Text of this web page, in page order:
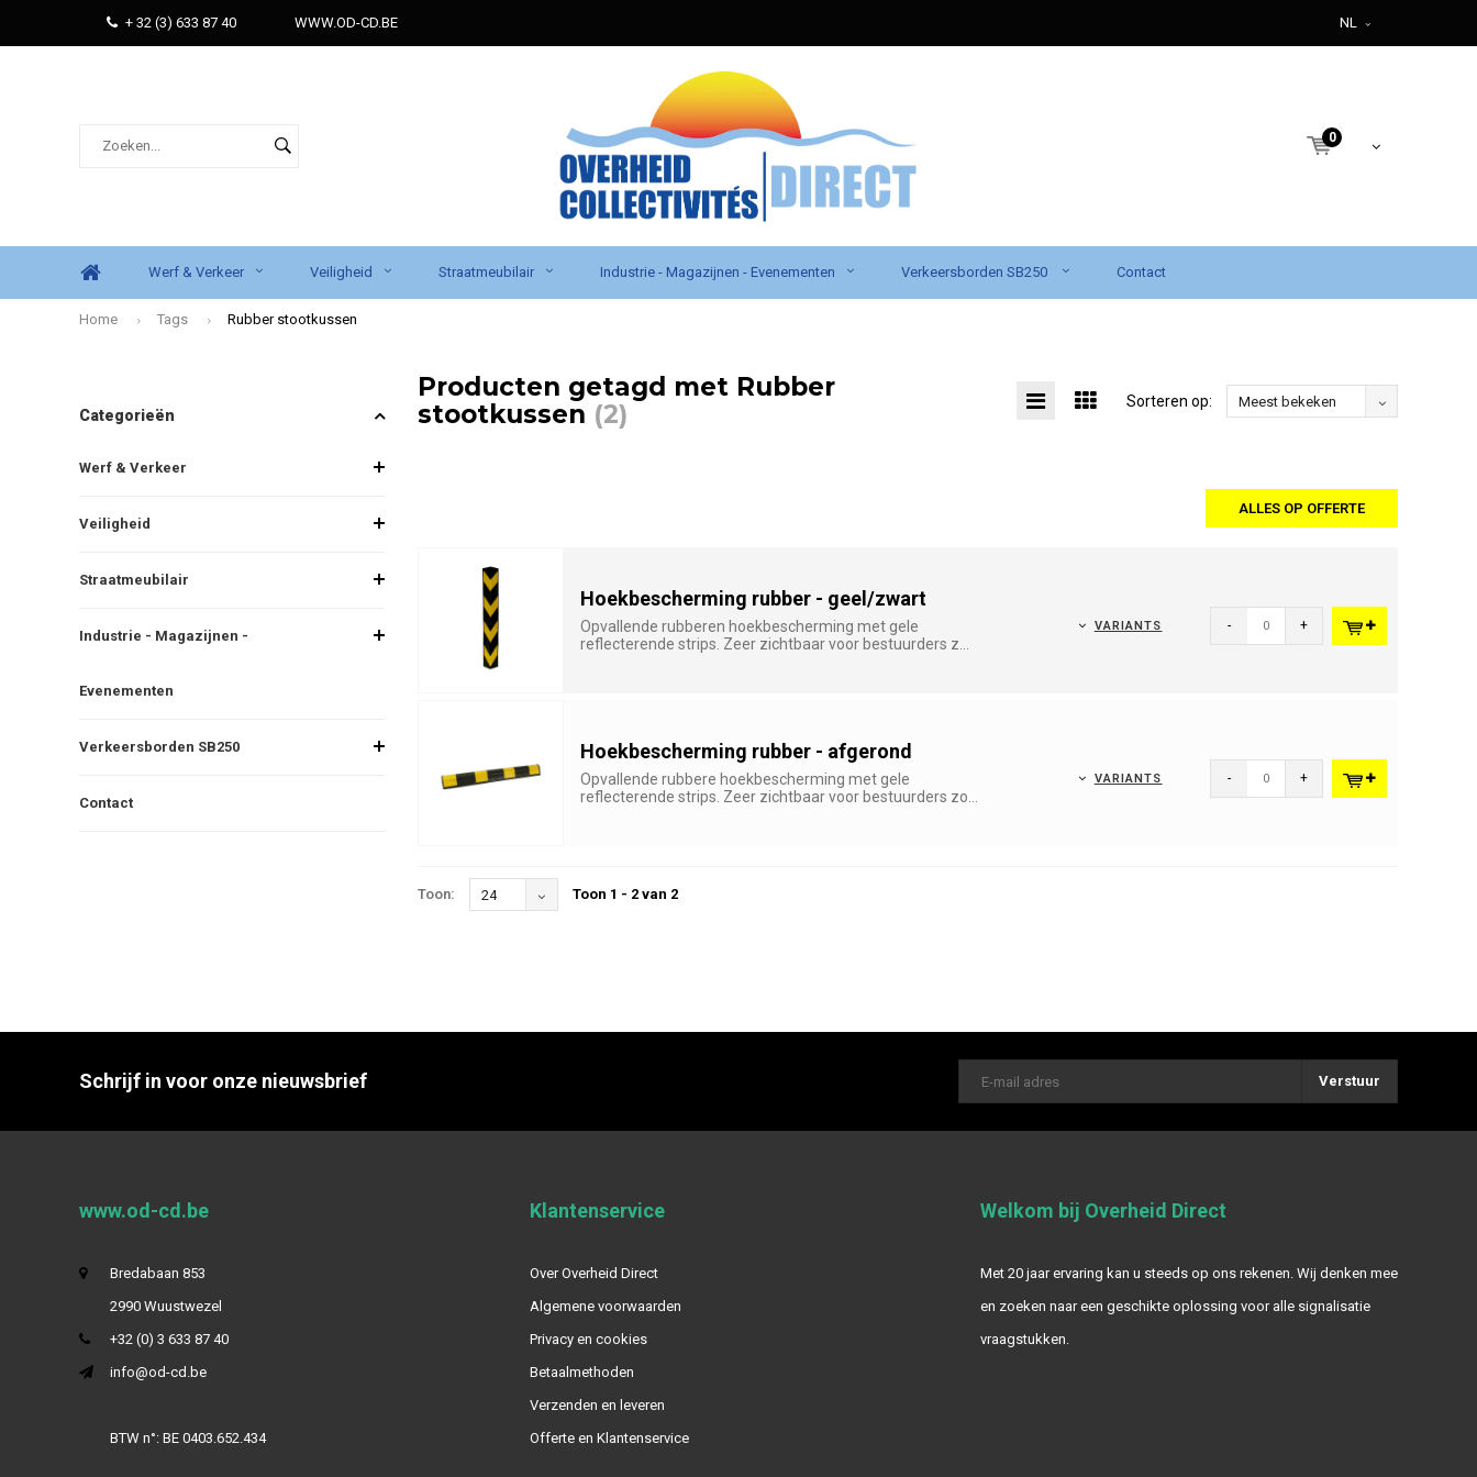
+ 32 (3) 633 87 40 WWW.OD-CD.BE NL
0
Werf & Verkeer Veiligheid Straatmeubilair Industrie - Magazijnen - Evenementen Verkeersborden SB250 Contact
Home Tags Rubber stootkussen
Categorieën
Werf & Verkeer
Veiligheid
Straatmeubilair
Industrie - Magazijnen -
Evenementen
Verkeersborden SB250
Contact
Producten getagd met Rubber
stootkussen (2) Sorteren op: Meest bekeken
ALLES OP OFFERTE
Hoekbescherming rubber - geel/zwart
Opvallende rubberen hoekbescherming met gele
reflecterende strips. Zeer zichtbaar voor bestuurders z...
VARIANTS - +
Hoekbescherming rubber - afgerond
Opvallende rubbere hoekbescherming met gele
reflecterende strips. Zeer zichtbaar voor bestuurders zo...
VARIANTS - +
Toon: 24 Toon 1 - 2 van 2
Schrijf in voor onze nieuwsbrief Verstuur
www.od-cd.be
Bredabaan 853
2990 Wuustwezel
+32 (0) 3 633 87 40
info@od-cd.be
BTW n°: BE 0403.652.434
Klantenservice
Over Overheid Direct
Algemene voorwaarden
Privacy en cookies
Betaalmethoden
Verzenden en leveren
Offerte en Klantenservice
Welkom bij Overheid Direct
Met 20 jaar ervaring kan u steeds op ons rekenen. Wij denken mee
en zoeken naar een geschikte oplossing voor alle signalisatie
vraagstukken.